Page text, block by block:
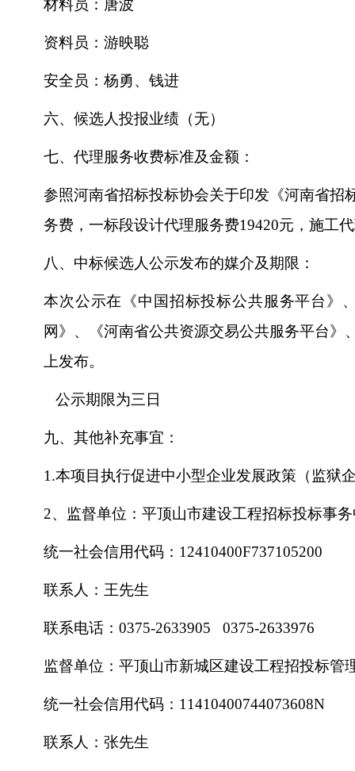
材料员：唐波
资料员：游映聪
安全员：杨勇、钱进
六、候选人投报业绩（无）
七、代理服务收费标准及金额：
参照河南省招标投标协会关于印发《河南省招
务费，一标段设计代理服务费19420元，施工
八、中标候选人公示发布的媒介及期限：
本次公示在《中国招标投标公共服务平台》
网》、《河南省公共资源交易公共服务平台》
上发布。
公示期限为三日
九、其他补充事宜：
1.本项目执行促进中小型企业发展政策（监狱
2、监督单位：平顶山市建设工程招标投标事
统一社会信用代码： 12410400F737105200
联系人：王先生
联系电话： 0375-2633905 0375-2633976
监督单位：平顶山市新城区建设工程招投标管
统一社会信用代码： 11410400744073608N
联系人：张先生